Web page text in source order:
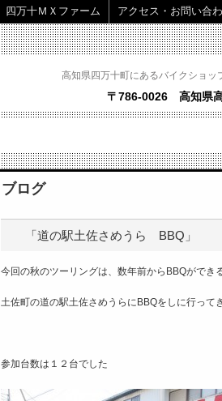
高知県四万十町にあるバイクショッ
〒786-0026 高知県
四万十ＭＸファーム アクセス・お問い合
ブログ
「道の駅土佐さめうら BBQ」
今回の秋のツーリングは、数年前からBBQができ
土佐町の道の駅土佐さめうらにBBQをしに行って
参加台数は１２台でした